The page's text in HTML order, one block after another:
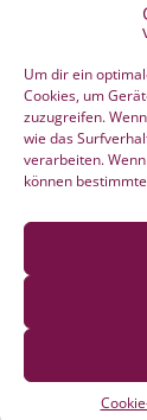
Um dir ein
Cookies, um
zuzugreifen.
wie das
verarbeiten.
können
Filmtipp – Die
Integration
VBA2C –
Berührender
Maria Seiler